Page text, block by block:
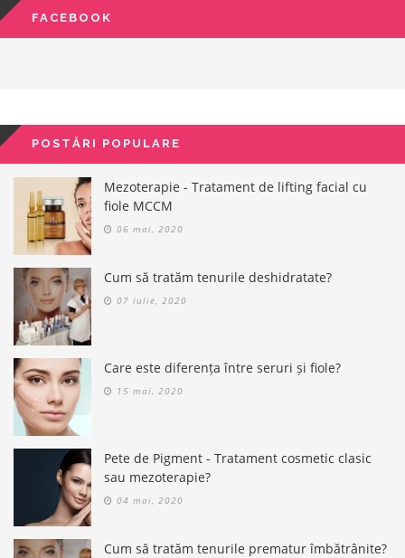
FACEBOOK
POSTĂRI POPULARE
Mezoterapie - Tratament de lifting facial cu
fiole MCCM
06 mai, 2020
Cum să tratăm tenurile deshidratate?
07 iulie, 2020
Care este diferența între seruri și fiole?
15 mai, 2020
Pete de Pigment - Tratament cosmetic clasic
sau mezoterapie?
04 mai, 2020
Cum să tratăm tenurile prematur îmbătrânite?